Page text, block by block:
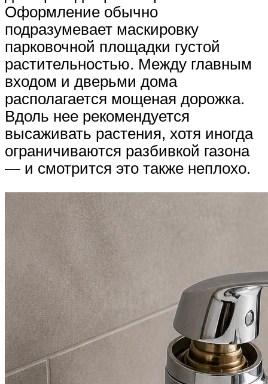
Оформление обычно
подразумевает маскировку
парковочной площадки густой
растительностью. Между главным
входом и дверьми дома
располагается мощеная дорожка.
Вдоль нее рекомендуется
высаживать растения, хотя иногда
ограничиваются разбивкой газона
— и смотрится это также неплохо.